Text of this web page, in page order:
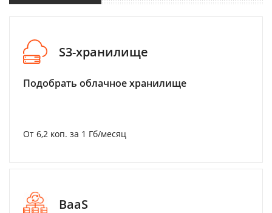
S3-хранилище
Подобрать облачное хранилище
От 6,2 коп. за 1 Гб/месяц
BaaS